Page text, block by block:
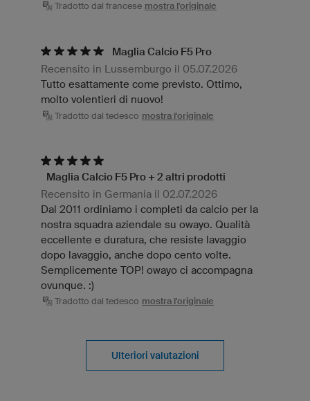
Tradotto dal francese mostra l'originale
Maglia Calcio F5 Pro
Recensito in Lussemburgo il 05.07.2026
Tutto esattamente come previsto. Ottimo,
molto volentieri di nuovo!
Tradotto dal tedesco mostra l'originale
Maglia Calcio F5 Pro + 2 altri prodotti
Recensito in Germania il 02.07.2026
Dal 2011 ordiniamo i completi da calcio per la
nostra squadra aziendale su owayo. Qualità
eccellente e duratura, che resiste lavaggio
dopo lavaggio, anche dopo cento volte.
Semplicemente TOP! owayo ci accompagna
ovunque. :)
Tradotto dal tedesco mostra l'originale
Ulteriori valutazioni